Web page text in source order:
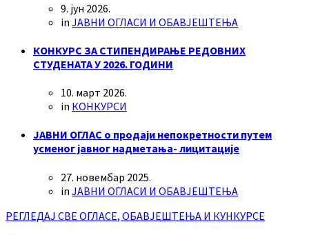
9. јун 2026.
in ЈАВНИ ОГЛАСИ И ОБАВЈЕШТЕЊА
КОНКУРС ЗА СТИПЕНДИРАЊЕ РЕДОВНИХ
СТУДЕНАТА У 2026. ГОДИНИ
10. март 2026.
in КОНКУРСИ
ЈАВНИ ОГЛАС о продаји непокретности путем
усменог јавног надметања- лицитације
27. новембар 2025.
in ЈАВНИ ОГЛАСИ И ОБАВЈЕШТЕЊА
РЕГЛЕДАЈ СВЕ ОГЛАСЕ, ОБАВЈЕШТЕЊА И КУНКУРСЕ